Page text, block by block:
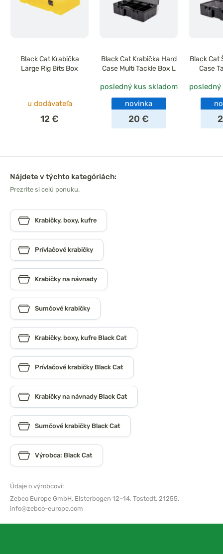
Black Cat Krabička
Large Rig Bits Box
u dodávateľa
12 €
Black Cat Krabička Hard
Case Multi Tackle Box L
posledný kus skladom
novinka
20 €
Black Cat
Case
Nájdete v týchto kategóriách:
Prezrite si celú ponuku.
Krabičky, boxy, kufre
Prívlačové krabičky
Krabičky na návnady
Sumčové krabičky
Krabičky, boxy, kufre Black Cat
Prívlačové krabičky Black Cat
Krabičky na návnady Black Cat
Sumčové krabičky Black Cat
Výrobca: Black Cat
Údaje o výrobcovi:
Zebco Europe GmbH, Elsterbogen 12–14, Tostedt, 21255,
info@zebco-europe.com